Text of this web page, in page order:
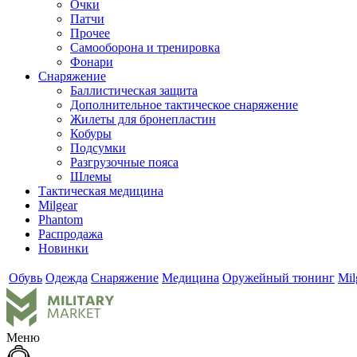
Очки
Патчи
Прочее
Самооборона и тренировка
Фонари
Снаряжение
Баллистическая защита
Дополнительное тактическое снаряжение
Жилеты для бронепластин
Кобуры
Подсумки
Разгрузочные пояса
Шлемы
Тактическая медицина
Milgear
Phantom
Распродажа
Новинки
Обувь Одежда Снаряжение Медицина Оружейный тюнинг
Меню